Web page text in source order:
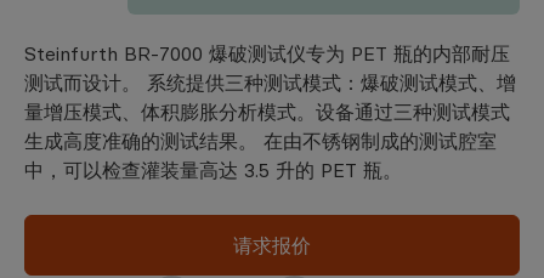
Steinfurth BR-7000 爆破测试仪专为 PET 瓶的内部耐压
测试而设计。 系统提供三种测试模式：爆破测试模式、增
量增压模式、体积膨胀分析模式。设备通过三种测试模式
生成高度准确的测试结果。 在由不锈钢制成的测试腔室
中，可以检查灌装量高达 3.5 升的 PET 瓶。
请求报价